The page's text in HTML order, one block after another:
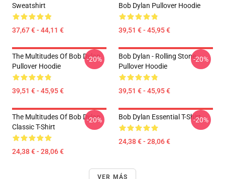
Sweatshirt
37,67 € - 44,11 €
Bob Dylan Pullover Hoodie
39,51 € - 45,95 €
The Multitudes Of Bob Dylan
Pullover Hoodie
39,51 € - 45,95 €
-20%
Bob Dylan - Rolling Stone
Pullover Hoodie
39,51 € - 45,95 €
-20%
The Multitudes Of Bob Dylan
Classic T-Shirt
24,38 € - 28,06 €
-20% Bob Dylan Essential T-Shirt
24,38 € - 28,06 €
-20%
VER MÁS